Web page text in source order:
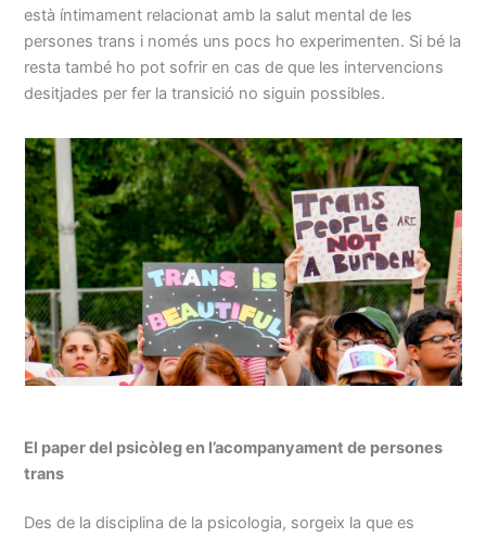
està íntimament relacionat amb la salut mental de les
persones trans i només uns pocs ho experimenten. Si bé la
resta també ho pot sofrir en cas de que les intervencions
desitjades per fer la transició no siguin possibles.
El paper del psicòleg en l’acompanyament de persones
trans
Des de la disciplina de la psicologia, sorgeix la que es